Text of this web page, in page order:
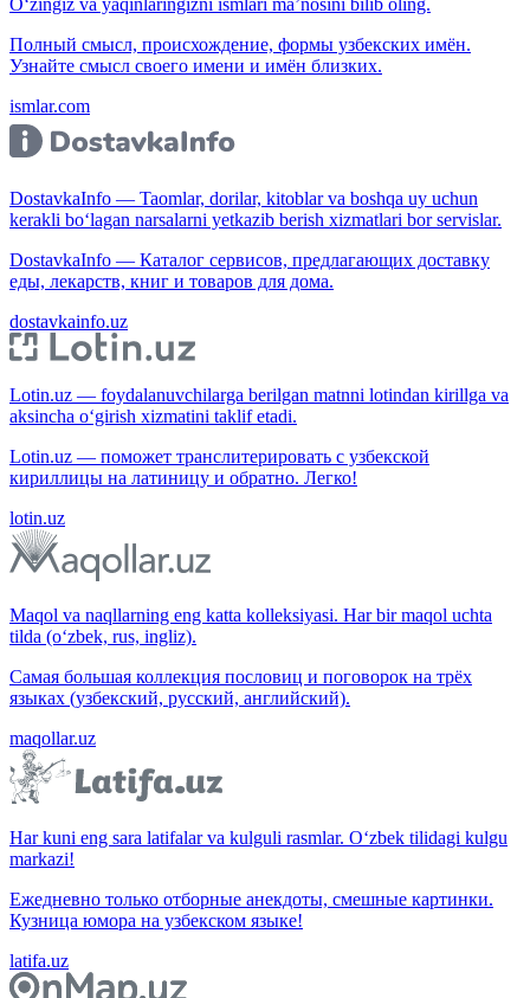
O‘zingiz va yaqinlaringizni ismlari ma’nosini bilib oling.
Полный смысл, происхождение, формы узбекских имён.
Узнайте смысл своего имени и имён близких.
ismlar.com
DostavkaInfo — Taomlar, dorilar, kitoblar va boshqa uy uchun
kerakli bo‘lagan narsalarni yetkazib berish xizmatlari bor servislar.
DostavkaInfo — Каталог сервисов, предлагающих доставку
еды, лекарств, книг и товаров для дома.
dostavkainfo.uz
Lotin.uz — foydalanuvchilarga berilgan matnni lotindan kirillga va
aksincha o‘girish xizmatini taklif etadi.
Lotin.uz — поможет транслитерировать с узбекской
кириллицы на латиницу и обратно. Легко!
lotin.uz
Maqol va naqllarning eng katta kolleksiyasi. Har bir maqol uchta
tilda (o‘zbek, rus, ingliz).
Самая большая коллекция пословиц и поговорок на трёх
языках (узбекский, русский, английский).
maqollar.uz
Har kuni eng sara latifalar va kulguli rasmlar. O‘zbek tilidagi kulgu
markazi!
Ежедневно только отборные анекдоты, смешные картинки.
Кузница юмора на узбекском языке!
latifa.uz